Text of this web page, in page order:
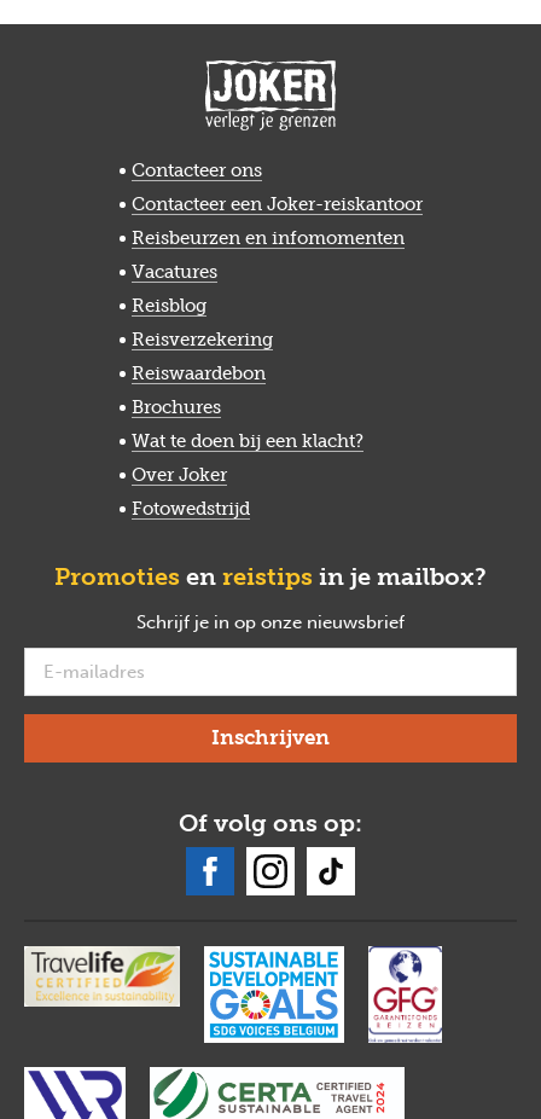
Contacteer ons
Contacteer een Joker-reiskantoor
Reisbeurzen en infomomenten
Vacatures
Reisblog
Reisverzekering
Reiswaardebon
Brochures
Wat te doen bij een klacht?
Over Joker
Fotowedstrijd
Promoties en reistips in je mailbox?
Schrijf je in op onze nieuwsbrief
Of volg ons op: